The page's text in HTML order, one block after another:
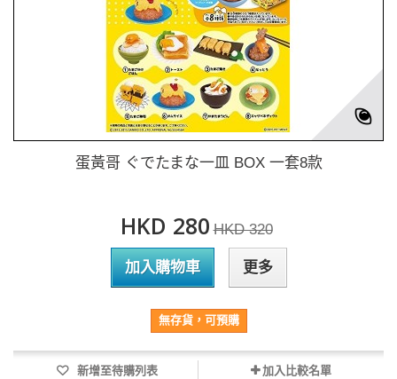
蛋黃哥 ぐでたまな一皿 BOX 一套8款
HKD 280 HKD 320
加入購物車 更多
無存貨，可預購
新增至待購列表 加入比較名單